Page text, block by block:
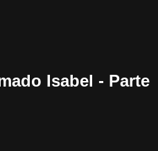
Isabel - Parte